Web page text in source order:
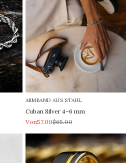
ARMBAND AUS STAHL
Cuban Silver 4–6 mm
REA-pris
Von57.00Pris
$65.00